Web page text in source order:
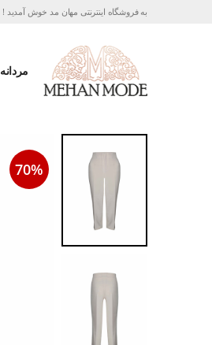
به فروشگاه اینترنتی مهان مد خوش آمدید !
مردانه
70%